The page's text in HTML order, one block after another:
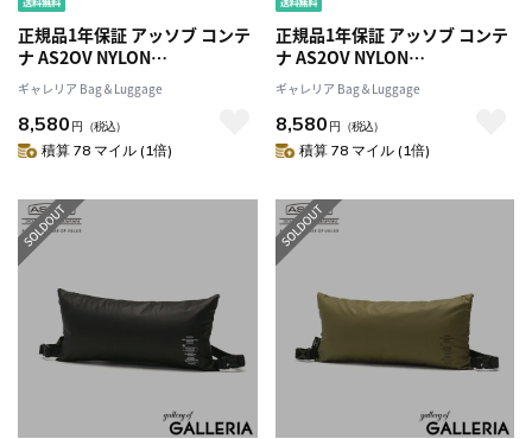
正規品1年保証 アッソブ コンテ
ナ AS2OV NYLON
POLYCARBONATE
CONTAINER BOX(SS) コンテナ
ボックス SSサイズ バッグ コン
テナバッグ カメラ カメラバッ
ギャレリア Bag＆Luggage
8,580 円 （税込）
積算 78 マイル (1倍)
正規品1年保証 アッソブ コンテ
ナ AS2OV NYLON
POLYCARBONATE
CONTAINER BOX(SS) コンテナ
ボックス SSサイズ バッグ コン
テナバッグ カメラ カメラバッ
ギャレリア Bag＆Luggage
8,580 円 （税込）
積算 78 マイル (1倍)